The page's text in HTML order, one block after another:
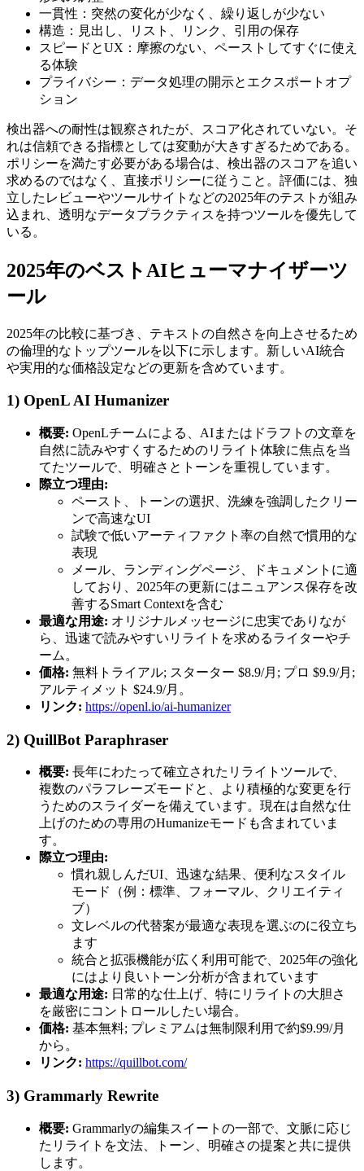
一貫性：突然の変化が少なく、繰り返しが少ない
構造：見出し、リスト、リンク、引用の保存
スピードとUX：摩擦のない、ペーストしてすぐに使え
る体験
プライバシー：データ処理の開示とエクスポートオプ
ション
検出器への耐性は観察されたが、スコア化されていない。そ
れは信頼できる指標としては変動が大きすぎるためである。
ポリシーを満たす必要がある場合は、検出器のスコアを追い
求めるのではなく、直接ポリシーに従うこと。評価には、独
立したレビューやツールサイトなどの2025年のテストが組み
込まれ、透明なデータプラクティスを持つツールを優先して
いる。
2025年のベストAIヒューマナイザーツ
ール
2025年の比較に基づき、テキストの自然さを向上させるため
の倫理的なトップツールを以下に示します。新しいAI統合
や実用的な価格設定などの更新を含めています。
1) OpenL AI Humanizer
概要: OpenLチームによる、AIまたはドラフトの文章を
自然に読みやすくするためのリライト体験に焦点を当
てたツールで、明確さとトーンを重視しています。
際立つ理由:
ペースト、トーンの選択、洗練を強調したクリー
ンで高速なUI
試験で低いアーティファクト率の自然で慣用的な
表現
メール、ランディングページ、ドキュメントに適
しており、2025年の更新にはニュアンス保存を改
善するSmart Contextを含む
最適な用途: オリジナルメッセージに忠実でありなが
ら、迅速で読みやすいリライトを求めるライターやチ
ーム。
価格: 無料トライアル; スターター $8.9/月; プロ $9.9/月;
アルティメット $24.9/月。
リンク: https://openl.io/ai-humanizer
2) QuillBot Paraphraser
概要: 長年にわたって確立されたリライトツールで、
複数のパラフレーズモードと、より積極的な変更を行
うためのスライダーを備えています。現在は自然な仕
上げのための専用のHumanizeモードも含まれていま
す。
際立つ理由:
慣れ親しんだUI、迅速な結果、便利なスタイル
モード（例：標準、フォーマル、クリエイティ
ブ）
文レベルの代替案が最適な表現を選ぶのに役立ち
ます
統合と拡張機能が広く利用可能で、2025年の強化
にはより良いトーン分析が含まれています
最適な用途: 日常的な仕上げ、特にリライトの大胆さ
を厳密にコントロールしたい場合。
価格: 基本無料; プレミアムは無制限利用で約$9.99/月
から。
リンク: https://quillbot.com/
3) Grammarly Rewrite
概要: Grammarlyの編集スイートの一部で、文脈に応じ
たリライトを文法、トーン、明確さの提案と共に提供
します。